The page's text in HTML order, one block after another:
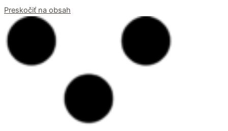
Preskočiť na obsah